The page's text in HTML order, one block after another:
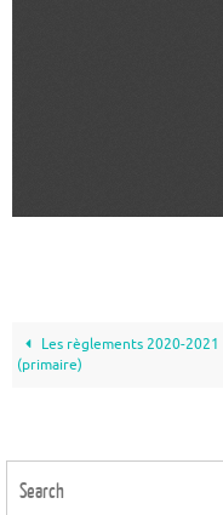
Les règlements 2020-2021
(primaire)